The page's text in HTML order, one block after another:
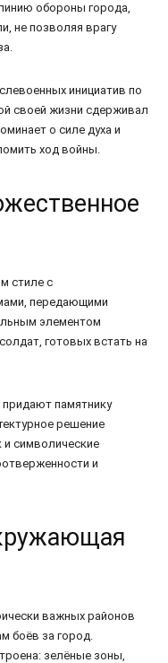
обороны города,
не позволяя врагу
инициатив по
своей жизни сдерживал
о силе духа и
ход войны.
стиле с
передающими
элементом
готовых встать на
памятнику
решение
и символические
и
важных районов
боёв за город.
зелёные зоны,